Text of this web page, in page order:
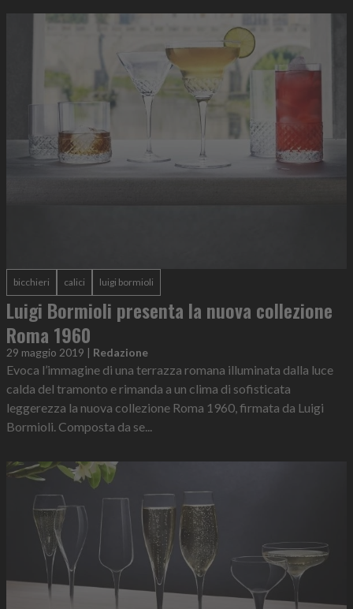
bicchieri calici luigi bormioli
Luigi Bormioli presenta la nuova collezione
Roma 1960
29 maggio 2019 | Redazione
Evoca l’immagine di una terrazza romana illuminata dalla luce
calda del tramonto e rimanda a un clima di sofisticata
leggerezza la nuova collezione Roma 1960, firmata da Luigi
Bormioli. Composta da se...